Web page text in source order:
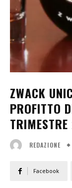
ZWACK
PROFITTO
REDAZIONE
Facebook